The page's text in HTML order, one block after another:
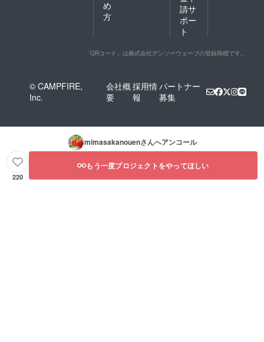
め
方
請サ
ポー
ト
「QRコード」は株式会社デンソーウェーブの登録商標です。
© CAMPFIRE,
Inc.
会社概
要
採用情
報
パートナー
募集
mimasakanouenさんへアンコール
220
もう一度プロジェクトをやってほしい